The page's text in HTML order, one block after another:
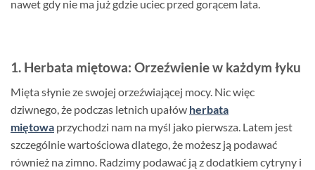
nawet gdy nie ma już gdzie uciec przed gorącem lata.
1. Herbata miętowa: Orzeźwienie w każdym łyku
Mięta słynie ze swojej orzeźwiającej mocy. Nic więc
dziwnego, że podczas letnich upałów herbata
miętowa przychodzi nam na myśl jako pierwsza. Latem jest
szczególnie wartościowa dlatego, że możesz ją podawać
również na zimno. Radzimy podawać ją z dodatkiem cytryny i